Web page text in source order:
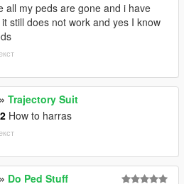
all my peds are gone and i have
still does not work and yes I know
» Trajectory Suit
How to harras
» Do Ped Stuff